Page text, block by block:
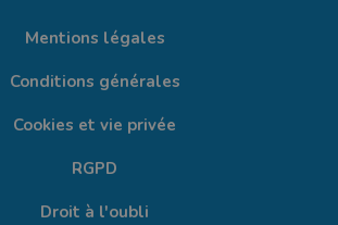
Mentions légales
Conditions générales
Cookies et vie privée
RGPD
Droit à l'oubli